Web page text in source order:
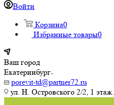
Войти
Корзина0
Избранные товары0
Ваш город
Екатеринбург
porevit-td@partner72.ru
ул. Н. Островского 2/2, 1 этаж.